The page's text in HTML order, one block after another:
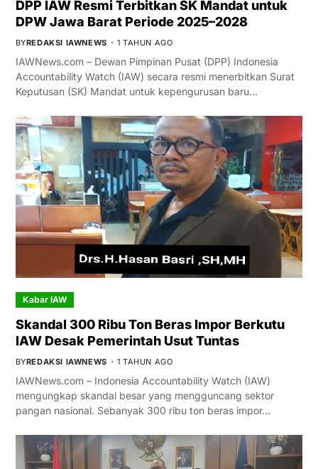
DPP IAW Resmi Terbitkan SK Mandat untuk
DPW Jawa Barat Periode 2025–2028
BYREDAKSI IAWNEWS 1 TAHUN AGO
IAWNews.com – Dewan Pimpinan Pusat (DPP) Indonesia
Accountability Watch (IAW) secara resmi menerbitkan Surat
Keputusan (SK) Mandat untuk kepengurusan baru…
Kabar IAW
Skandal 300 Ribu Ton Beras Impor Berkutu
IAW Desak Pemerintah Usut Tuntas
BYREDAKSI IAWNEWS 1 TAHUN AGO
IAWNews.com – Indonesia Accountability Watch (IAW)
mengungkap skandal besar yang mengguncang sektor
pangan nasional. Sebanyak 300 ribu ton beras impor…